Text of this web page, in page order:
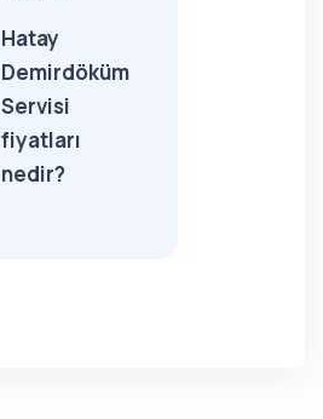
Hatay
Demirdöküm
Servisi
fiyatları
nedir?